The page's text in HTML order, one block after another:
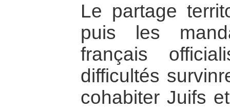
Le partage
puis les
français
difficultés
cohabiter Juifs